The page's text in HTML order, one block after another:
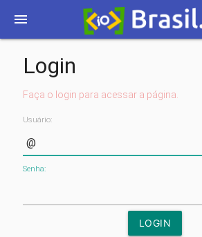
menu
Login
Faça o login para acessar a página.
Usuário:
Senha: